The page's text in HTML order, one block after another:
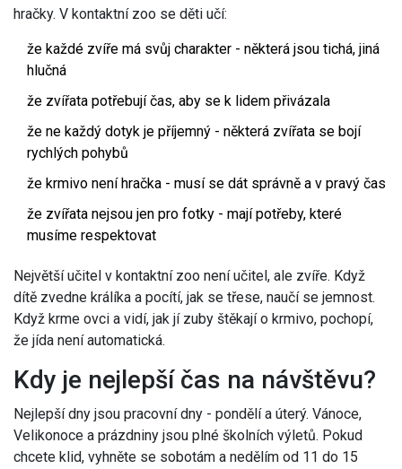
hračky. V kontaktní zoo se děti učí:
že každé zvíře má svůj charakter - některá jsou tichá, jiná
hlučná
že zvířata potřebují čas, aby se k lidem přivázala
že ne každý dotyk je příjemný - některá zvířata se bojí
rychlých pohybů
že krmivo není hračka - musí se dát správně a v pravý čas
že zvířata nejsou jen pro fotky - mají potřeby, které
musíme respektovat
Největší učitel v kontaktní zoo není učitel, ale zvíře. Když
dítě zvedne králíka a pocítí, jak se třese, naučí se jemnost.
Když krme ovci a vidí, jak jí zuby štěkají o krmivo, pochopí,
že jída není automatická.
Kdy je nejlepší čas na návštěvu?
Nejlepší dny jsou pracovní dny - pondělí a úterý. Vánoce,
Velikonoce a prázdniny jsou plné školních výletů. Pokud
chcete klid, vyhněte se sobotám a nedělím od 11 do 15